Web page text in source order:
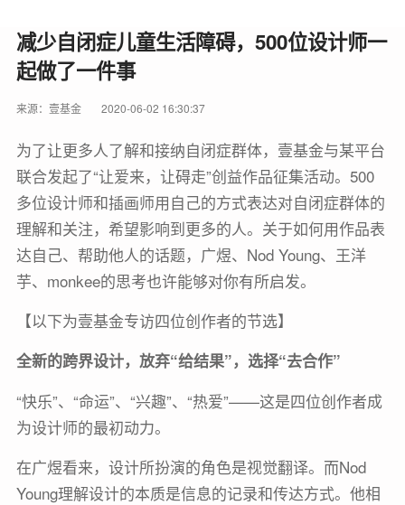
减少自闭症儿童生活障碍，500位设计师一
起做了一件事
来源：壹基金 2020-06-02 16:30:37
为了让更多人了解和接纳自闭症群体，壹基金与某平台
联合发起了“让爱来，让碍走”创益作品征集活动。500
多位设计师和插画师用自己的方式表达对自闭症群体的
理解和关注，希望影响到更多的人。关于如何用作品表
达自己、帮助他人的话题，广煜、Nod Young、王洋
芋、monkee的思考也许能够对你有所启发。
【以下为壹基金专访四位创作者的节选】
全新的跨界设计，放弃“给结果”，选择“去合作”
“快乐”、“命运”、“兴趣”、“热爱”——这是四位创作者成
为设计师的最初动力。
在广煜看来，设计所扮演的角色是视觉翻译。而Nod
Young理解设计的本质是信息的记录和传达方式。他相